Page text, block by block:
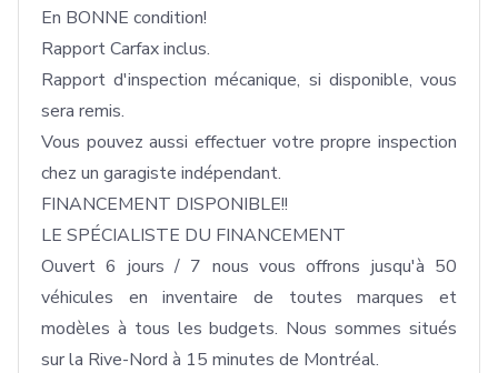
En BONNE condition!
Rapport Carfax inclus.
Rapport d'inspection mécanique, si disponible, vous
sera remis.
Vous pouvez aussi effectuer votre propre inspection
chez un garagiste indépendant.
FINANCEMENT DISPONIBLE!!
LE SPÉCIALISTE DU FINANCEMENT
Ouvert 6 jours / 7 nous vous offrons jusqu'à 50
véhicules en inventaire de toutes marques et
modèles à tous les budgets. Nous sommes situés
sur la Rive-Nord à 15 minutes de Montréal.